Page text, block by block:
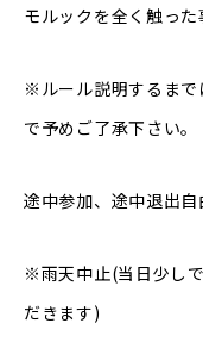
モルックを全く触っ
※ルール説明するまで
で予めご了承下さい。
途中参加、途中退出
※雨天中止(当日少し
だきます)